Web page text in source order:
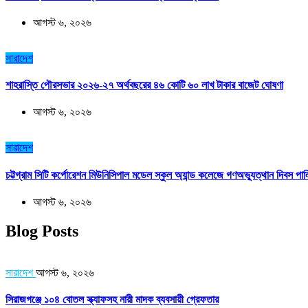
আগস্ট ৬, ২০২৬
সারাদেশ
শাহরাস্তি পৌরসভার ২০২৬-২৭ অর্থবছরের ৪৬ কোটি ৬০ লাখ টাকার বাজেট ঘোষণা
আগস্ট ৬, ২০২৬
সারাদেশ
চট্টগ্রাম সিটি কর্পোরেশন মিউনিসিপাল মডেল স্কুল অ্যান্ড কলেজে গণঅভ্যুত্থান দিবস
আগস্ট ৬, ২০২৬
Blog Posts
সারাদেশ আগস্ট ৬, ২০২৬
সিরাজগঞ্জে ১০৪ বোতল স্ক্যাফসহ নারী মাদক ব্যবসায়ী গ্রেফতার